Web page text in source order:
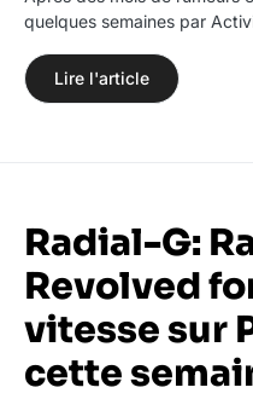
quelques semaines par
Lire l'article
Radial-G:
Revolved
vitesse sur
cette